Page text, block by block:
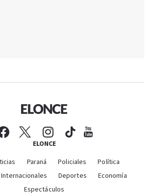
ELONCE
Paraná Policiales
Política
Internacionales Deportes
Economía
Espectáculos